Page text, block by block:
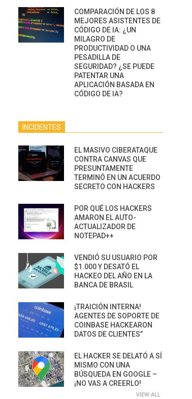
COMPARACIÓN DE LOS 8
MEJORES ASISTENTES DE
CÓDIGO DE IA: ¿UN
MILAGRO DE
PRODUCTIVIDAD O UNA
PESADILLA DE
SEGURIDAD? ¿SE PUEDE
PATENTAR UNA
APLICACIÓN BASADA EN
CÓDIGO DE IA?
INCIDENTES
EL MASIVO CIBERATAQUE
CONTRA CANVAS QUE
PRESUNTAMENTE
TERMINÓ EN UN ACUERDO
SECRETO CON HACKERS
POR QUÉ LOS HACKERS
AMARON EL AUTO-
ACTUALIZADOR DE
NOTEPAD++
VENDIÓ SU USUARIO POR
$1.000 Y DESATÓ EL
HACKEO DEL AÑO EN LA
BANCA DE BRASIL
¡TRAICIÓN INTERNA!
AGENTES DE SOPORTE DE
COINBASE HACKEARON
DATOS DE CLIENTES”
EL HACKER SE DELATÓ A SÍ
MISMO CON UNA
BÚSQUEDA EN GOOGLE –
¡NO VAS A CREERLO!
VIEW ALL